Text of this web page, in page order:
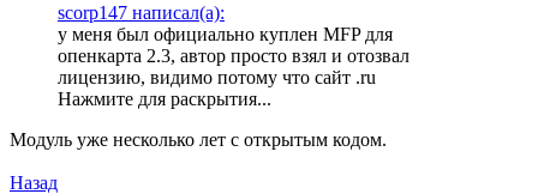
scorp147 написал(а):
у меня был официально куплен MFP для
опенкарта 2.3, автор просто взял и отозвал
лицензию, видимо потому что сайт .ru
Нажмите для раскрытия...
Модуль уже несколько лет с открытым кодом.
Назад